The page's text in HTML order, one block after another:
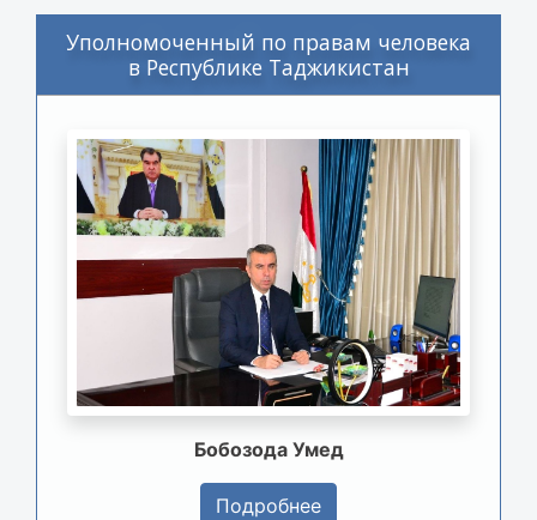
Уполномоченный по правам человека
в Республике Таджикистан
Бобозода Умед
Подробнее